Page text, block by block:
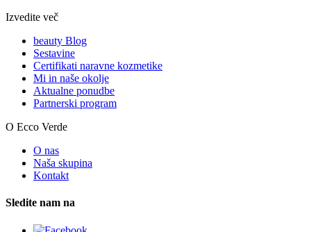
Izvedite več
beauty Blog
Sestavine
Certifikati naravne kozmetike
Mi in naše okolje
Aktualne ponudbe
Partnerski program
O Ecco Verde
O nas
Naša skupina
Kontakt
Sledite nam na